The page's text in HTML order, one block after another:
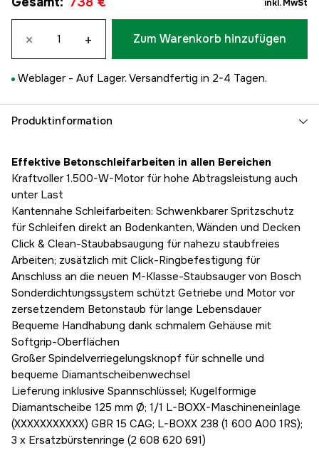
inkl. MwSt
× + Zum Warenkorb hinzufügen
Weblager - Auf Lager. Versandfertig in 2-4 Tagen.
Produktinformation
Effektive Betonschleifarbeiten in allen Bereichen
Kraftvoller 1.500-W-Motor für hohe Abtragsleistung auch
unter Last
Kantennahe Schleifarbeiten: Schwenkbarer Spritzschutz
für Schleifen direkt an Bodenkanten, Wänden und Decken
Click & Clean-Staubabsaugung für nahezu staubfreies
Arbeiten; zusätzlich mit Click-Ringbefestigung für
Anschluss an die neuen M-Klasse-Staubsauger von Bosch
Sonderdichtungssystem schützt Getriebe und Motor vor
zersetzendem Betonstaub für lange Lebensdauer
Bequeme Handhabung dank schmalem Gehäuse mit
Softgrip-Oberflächen
Großer Spindelverriegelungsknopf für schnelle und
bequeme Diamantscheibenwechsel
Lieferung inklusive Spannschlüssel; Kugelformige
Diamantscheibe 125 mm Ø; 1/1 L-BOXX-Maschineneinlage
(XXXXXXXXXXX) GBR 15 CAG; L-BOXX 238 (1 600 A00 1RS);
3 x Ersatzbürstenringe (2 608 620 691)